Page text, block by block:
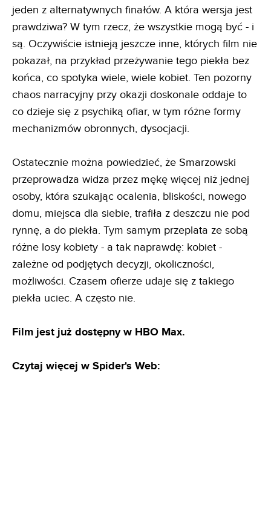
jeden z alternatywnych finałów. A która wersja jest
prawdziwa? W tym rzecz, że wszystkie mogą być - i
są. Oczywiście istnieją jeszcze inne, których film nie
pokazał, na przykład przeżywanie tego piekła bez
końca, co spotyka wiele, wiele kobiet. Ten pozorny
chaos narracyjny przy okazji doskonale oddaje to
co dzieje się z psychiką ofiar, w tym różne formy
mechanizmów obronnych, dysocjacji.
Ostatecznie można powiedzieć, że Smarzowski
przeprowadza widza przez mękę więcej niż jednej
osoby, która szukając ocalenia, bliskości, nowego
domu, miejsca dla siebie, trafiła z deszczu nie pod
rynnę, a do piekła. Tym samym przeplata ze sobą
różne losy kobiety - a tak naprawdę: kobiet -
zależne od podjętych decyzji, okoliczności,
możliwości. Czasem ofierze udaje się z takiego
piekła uciec. A często nie.
Film jest już dostępny w HBO Max.
Czytaj więcej w Spider's Web: